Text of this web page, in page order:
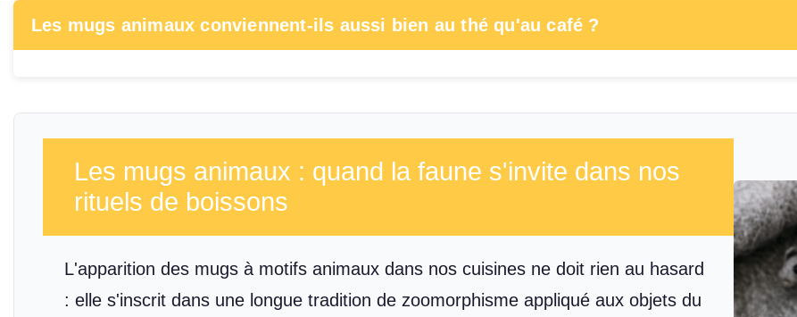
Les mugs animaux conviennent-ils aussi bien au thé qu'au café ?
Les mugs animaux : quand la faune s'invite dans nos
rituels de boissons
L'apparition des mugs à motifs animaux dans nos cuisines ne doit rien au hasard
: elle s'inscrit dans une longue tradition de zoomorphisme appliqué aux objets du